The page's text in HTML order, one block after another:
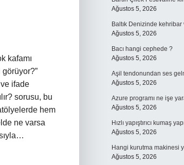
kafamı
ifade
sorusu, bu
hem
ne varsa
Ağustos 5, 2026
Baltık Denizinde kehribar
Ağustos 5, 2026
Bacı hangi cephede ?
Ağustos 5, 2026
Aşil tendonundan ses
Ağustos 5, 2026
Azure programı ne işe
Ağustos 5, 2026
Hızlı yapıştırıcı kumaş
Ağustos 5, 2026
Hangi kurutma makinesi
Ağustos 5, 2026